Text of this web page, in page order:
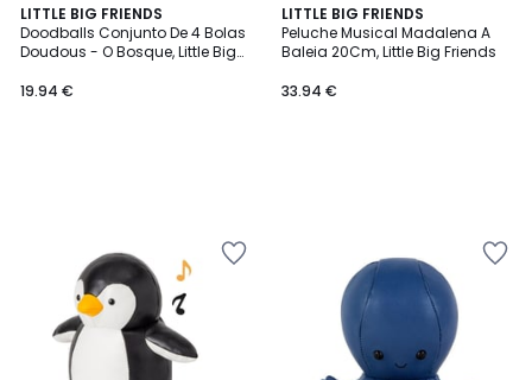
LITTLE BIG FRIENDS
Doodballs Conjunto De 4 Bolas
Doudous - O Bosque, Little Big
19.94 €
LITTLE BIG FRIENDS
Peluche Musical Madalena A
Baleia 20Cm, Little Big Friends
33.94 €